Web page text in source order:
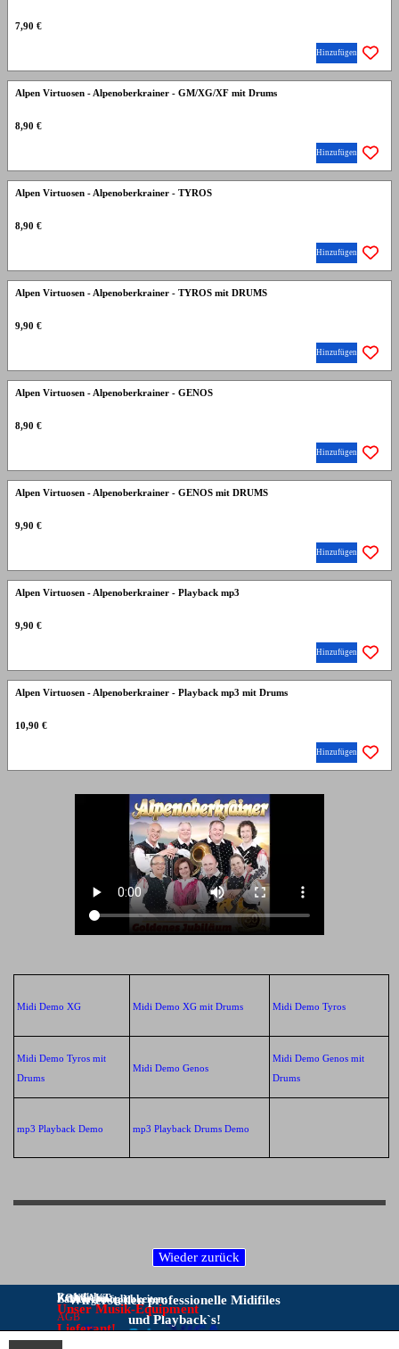
7,90 €
Hinzufügen
Alpen Virtuosen - Alpenoberkrainer - GM/XG/XF mit Drums
8,90 €
Hinzufügen
Alpen Virtuosen - Alpenoberkrainer - TYROS
8,90 €
Hinzufügen
Alpen Virtuosen - Alpenoberkrainer - TYROS mit DRUMS
9,90 €
Hinzufügen
Alpen Virtuosen - Alpenoberkrainer - GENOS
8,90 €
Hinzufügen
Alpen Virtuosen - Alpenoberkrainer - GENOS mit DRUMS
9,90 €
Hinzufügen
Alpen Virtuosen - Alpenoberkrainer - Playback mp3
9,90 €
Hinzufügen
Alpen Virtuosen - Alpenoberkrainer - Playback mp3 mit Drums
10,90 €
Hinzufügen
Midi Demo XG Midi Demo XG mit Drums Midi Demo Tyros
Midi Demo Tyros mit
Drums
Midi Demo Genos
Midi Demo Genos mit
Drums
mp3 Playback Demo mp3 Playback Drums Demo
Rechtliches:
AGB
KONTAKT:
Bitte Kontakt nur per E-Mail:
Zahlungsmöglichkeiten:
Wir erstellen professionelle Midifiles
und Playback`s!
Unser Musik-Equipment
Lieferant!